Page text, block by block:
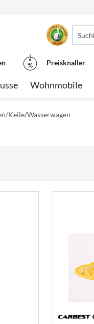
Preisknaller
Wohnmobile
Keile/Wasserwagen